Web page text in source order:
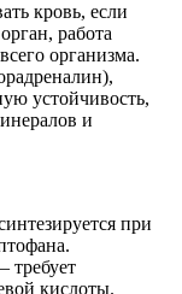
кровь, если
работа
организма.
устойчивость,
и
при
кислоты.